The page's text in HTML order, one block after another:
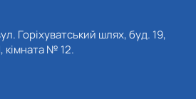
Горіхуватський шлях, буд. 19,
кімната № 12.